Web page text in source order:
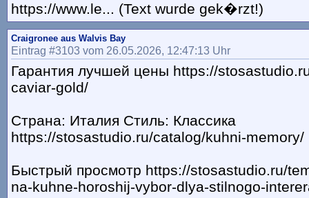
https://www.le... (Text wurde gek�rzt!)
Craigronee aus Walvis Bay
Eintrag #3103 vom 26.05.2026, 12:47:13 Uhr
Гарантия лучшей цены https://
caviar-gold/
Страна: Италия Стиль: Классика
https://stosastudio.ru/catalog/kuhni-memory/
Быстрый просмотр https://stosastudio.ru/
na-kuhne-horoshij-vybor-dlya-stilnogo-